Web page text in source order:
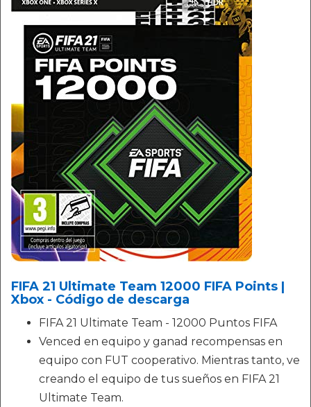
FIFA 21 Ultimate Team 12000 FIFA Points |
Xbox - Código de descarga
FIFA 21 Ultimate Team - 12000 Puntos FIFA
Venced en equipo y ganad recompensas en
equipo con FUT cooperativo. Mientras tanto, ve
creando el equipo de tus sueños en FIFA 21
Ultimate Team.